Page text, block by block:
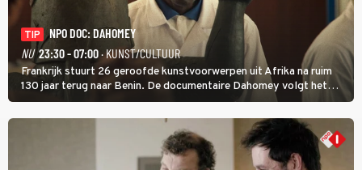
TIP
NPO DOC: DAHOMEY
NU 23:30 - 07:00· KUNST/CULTUUR
Frankrijk stuurt 26 geroofde kunstvoorwerpen uit Afrika na ruim
130 jaar terug naar Benin. De documentaire Dahomey volgt het
transport en toont de aankomst. Inwoners van Benin bespreken de
betekenis van de teruggave.